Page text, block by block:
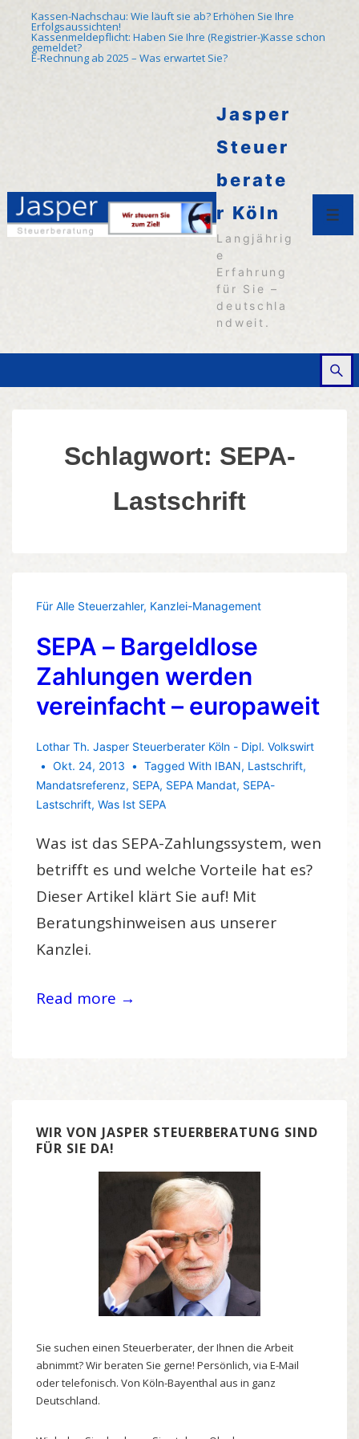
Zum
Inhalt
Kassen-Nachschau: Wie läuft sie ab? Erhöhen Sie Ihre
Erfolgsaussichten!
Kassenmeldepflicht: Haben Sie Ihre (Registrier-)Kasse schon
gemeldet?
E-Rechnung ab 2025 – Was erwartet Sie?
Jasper
Steuer
berate
r Köln
Langjährig
e
Erfahrung
für Sie –
deutschla
ndweit.
Schlagwort: SEPA-
Lastschrift
Für Alle Steuerzahler, Kanzlei-Management
SEPA – Bargeldlose
Zahlungen werden
vereinfacht – europaweit
Lothar Th. Jasper Steuerberater Köln - Dipl. Volkswirt
Okt. 24, 2013
Tagged With IBAN, Lastschrift,
Mandatsreferenz, SEPA, SEPA Mandat, SEPA-
Lastschrift, Was Ist SEPA
Was ist das SEPA-Zahlungssystem, wen
betrifft es und welche Vorteile hat es?
Dieser Artikel klärt Sie auf! Mit
Beratungshinweisen aus unserer
Kanzlei.
Read more →
WIR VON JASPER STEUERBERATUNG SIND
FÜR SIE DA!
Sie suchen einen Steuerberater, der Ihnen die Arbeit
abnimmt? Wir beraten Sie gerne! Persönlich, via E-Mail
oder telefonisch. Von Köln-Bayenthal aus in ganz
Deutschland.